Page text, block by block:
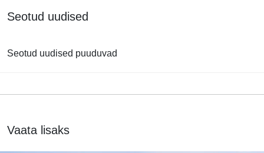
Seotud uudised
Seotud uudised puuduvad
Vaata lisaks